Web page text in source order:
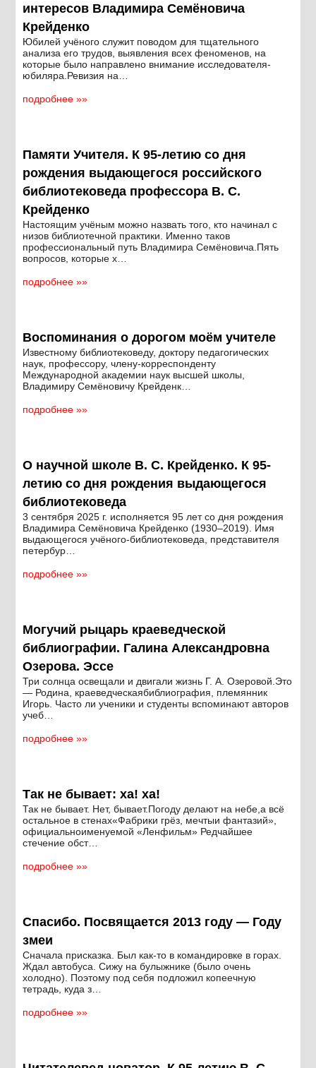
интересов Владимира Семёновича
Крейденко
Юбилей учёного служит поводом для тщательного
анализа его трудов, выявления всех феноменов, на
которые было направлено внимание исследователя-
юбиляра.Ревизия на…
подробнее »»
Памяти Учителя. К 95-летию со дня
рождения выдающегося российского
библиотековеда профессора В. С.
Крейденко
Настоящим учёным можно назвать того, кто начинал с
низов библиотечной практики. Именно таков
профессиональный путь Владимира Семёновича.Пять
вопросов, которые х…
подробнее »»
Воспоминания о дорогом моём учителе
Известному библиотековеду, доктору педагогических
наук, профессору, члену-корреспонденту
Международной академии наук высшей школы,
Владимиру Семёновичу Крейденк…
подробнее »»
О научной школе В. С. Крейденко. К 95-
летию со дня рождения выдающегося
библиотековеда
3 сентября 2025 г. исполняется 95 лет со дня рождения
Владимира Семёновича Крейденко (1930–2019). Имя
выдающегося учёного-библиотековеда, представителя
петербур…
подробнее »»
Могучий рыцарь краеведческой
библиографии. Галина Александровна
Озерова. Эссе
Три солнца освещали и двигали жизнь Г. А. Озеровой.Это
— Родина, краеведческаябиблиография, племянник
Игорь. Часто ли ученики и студенты вспоминают авторов
учеб…
подробнее »»
Так не бывает: ха! ха!
Так не бывает. Нет, бывает.Погоду делают на небе,а всё
остальное в стенах«Фабрики грёз, мечтыи фантазий»,
официальноименуемой «Ленфильм» Редчайшее
стечение обст…
подробнее »»
Спасибо. Посвящается 2013 году — Году
змеи
Сначала присказка. Был как-то в командировке в горах.
Ждал автобуса. Сижу на булыжнике (было очень
холодно). Поэтому под себя подложил копеечную
тетрадь, куда з…
подробнее »»